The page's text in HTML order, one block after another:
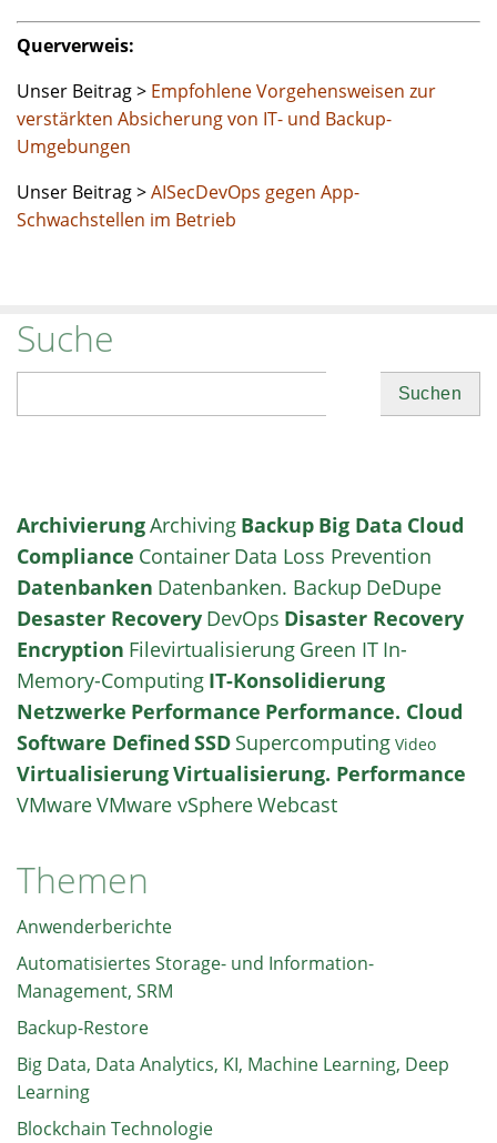
Querverweis:
Unser Beitrag > Empfohlene Vorgehensweisen zur
verstärkten Absicherung von IT- und Backup-
Umgebungen
Unser Beitrag >AISecDevOps gegen App-
Schwachstellen im Betrieb
Suche
ArchivierungArchiving Backup Big Data Cloud
Compliance Container Data Loss Prevention
Datenbanken Datenbanken. Backup DeDupe
Desaster Recovery DevOps Disaster Recovery
Encryption Filevirtualisierung Green IT In-
Memory-Computing IT-Konsolidierung
Netzwerke Performance Performance. Cloud
Software Defined SSD Supercomputing Video
VirtualisierungVirtualisierung. Performance
VMwareVMware vSphereWebcast
Themen
Anwenderberichte
Automatisiertes Storage- und Information-
Management, SRM
Backup-Restore
Big Data, Data Analytics, KI, Machine Learning, Deep
Learning
Blockchain Technologie